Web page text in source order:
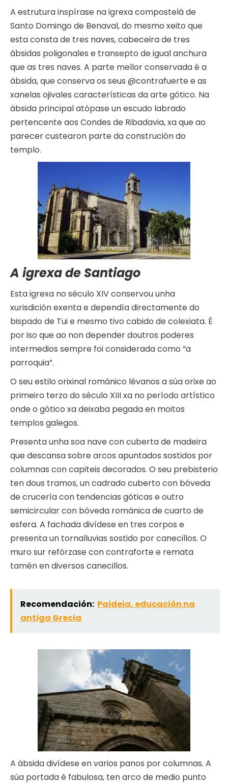
A estrutura inspírase na igrexa compostelá de
Santo Domingo de Benaval, do mesmo xeito que
esta consta de tres naves, cabeceira de tres
ábsidas poligonales e transepto de igual anchura
que as tres naves. A parte mellor conservada é a
ábsida, que conserva os seus @contrafuerte e as
xanelas ojivales características da arte gótico. Na
ábsida principal atópase un escudo labrado
pertencente aos Condes de Ribadavia, xa que ao
parecer custearon parte da construción do
templo.
A igrexa de Santiago
Esta igrexa no século XIV conservou unha
xurisdición exenta e dependía directamente do
bispado de Tui e mesmo tivo cabido de colexiata. É
por iso que ao non depender doutros poderes
intermedios sempre foi considerada como “a
parroquia”.
O seu estilo orixinal románico lévanos a súa orixe ao
primeiro terzo do século XIII xa no período artístico
onde o gótico xa deixaba pegada en moitos
templos galegos.
Presenta unha soa nave con cuberta de madeira
que descansa sobre arcos apuntados sostidos por
columnas con capiteis decorados. O seu prebisterio
ten dous tramos, un cadrado cuberto con bóveda
de crucería con tendencias góticas e outro
semicircular con bóveda románica de cuarto de
esfera. A fachada divídese en tres corpos e
presenta un tornalluvias sostido por canecillos. O
muro sur refórzase con contraforte e remata
tamén en diversos canecillos.
Recomendación: Paideia, educación na
antiga Grecia
A ábsida divídese en varios panos por columnas. A
súa portada é fabulosa, ten arco de medio punto